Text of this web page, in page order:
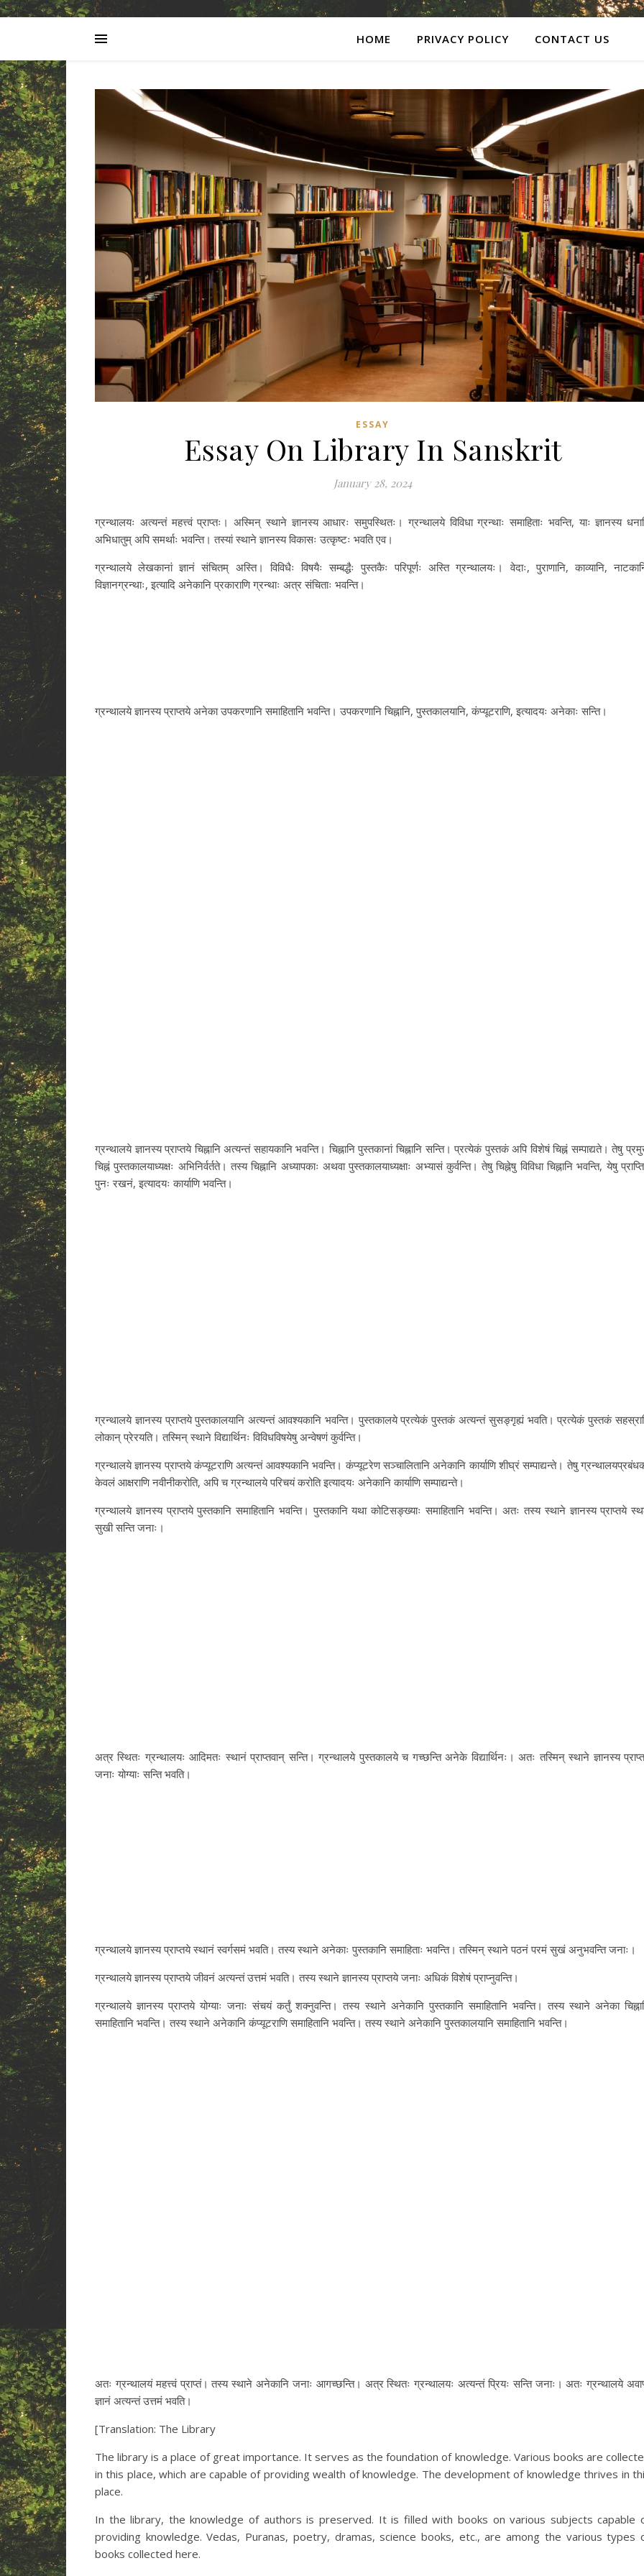
HOME PRIVACY POLICY CONTACT US
ESSAY
Essay On Library In Sanskrit
January 28, 2024
ग्रन्थालयः अत्यन्तं महत्त्वं प्राप्तः। अस्मिन् स्थाने ज्ञानस्य आधारः समुपस्थितः। ग्रन्थालये विविधा ग्रन्थाः समाहिताः भवन्ति, याः ज्ञानस्य
अभिधातुम् अपि समर्थाः भवन्ति। तस्यां स्थाने ज्ञानस्य विकासः उत्कृष्टः भवति एव।
ग्रन्थालये लेखकानां ज्ञानं संचितम् अस्ति। विविधैः विषयैः सम्बद्धैः पुस्तकैः परिपूर्णः अस्ति ग्रन्थालयः। वेदाः, पुराणानि, काव्यानि,
विज्ञानग्रन्थाः, इत्यादि अनेकानि प्रकाराणि ग्रन्थाः अत्र संचिताः भवन्ति।
ग्रन्थालये ज्ञानस्य प्राप्तये अनेका उपकरणानि समाहितानि भवन्ति। उपकरणानि चिह्नानि, पुस्तकालयानि, कंप्यूटराणि, इत्यादयः अनेकाः सन्ति।
ग्रन्थालये ज्ञानस्य प्राप्तये चिह्नानि अत्यन्तं सहायकानि भवन्ति। चिह्नानि पुस्तकानां चिह्नानि सन्ति। प्रत्येकं पुस्तकं अपि विशेषं चिह्नं सम्पाद्यते। तेषु
चिह्नं पुस्तकालयाध्यक्षः अभिनिर्वर्तते। तस्य चिह्नानि अध्यापकाः अथवा पुस्तकालयाध्यक्षाः अभ्यासं कुर्वन्ति। तेषु चिह्नेषु विविधा चिह्नानि भवन्ति, येषु
पुनः रखनं, इत्यादयः कार्याणि भवन्ति।
ग्रन्थालये ज्ञानस्य प्राप्तये पुस्तकालयानि अत्यन्तं आवश्यकानि भवन्ति। पुस्तकालये प्रत्येकं पुस्तकं अत्यन्तं सुसङ्गृह्यं भवति। प्रत्येकं पुस्तकं
लोकान् प्रेरयति। तस्मिन् स्थाने विद्यार्थिनः विविधविषयेषु अन्वेषणं कुर्वन्ति।
ग्रन्थालये ज्ञानस्य प्राप्तये कंप्यूटराणि अत्यन्तं आवश्यकानि भवन्ति। कंप्यूटरेण सञ्चालितानि अनेकानि कार्याणि शीघ्रं सम्पाद्यन्ते। तेषु
केवलं आक्षराणि नवीनीकरोति, अपि च ग्रन्थालये परिचयं करोति इत्यादयः अनेकानि कार्याणि सम्पाद्यन्ते।
ग्रन्थालये ज्ञानस्य प्राप्तये पुस्तकानि समाहितानि भवन्ति। पुस्तकानि यथा कोटिसङ्ख्याः समाहितानि भवन्ति। अतः तस्य स्थाने ज्ञानस्य प्राप्तये
सुखी सन्ति जनाः।
अत्र स्थितः ग्रन्थालयः आदिमतः स्थानं प्राप्तवान् सन्ति। ग्रन्थालये पुस्तकालये च गच्छन्ति अनेके विद्यार्थिनः। अतः तस्मिन् स्थाने ज्ञानस्य
जनाः योग्याः सन्ति भवति।
ग्रन्थालये ज्ञानस्य प्राप्तये स्थानं स्वर्गसमं भवति। तस्य स्थाने अनेकाः पुस्तकानि समाहिताः भवन्ति। तस्मिन् स्थाने पठनं परमं सुखं अनुभवन्ति जनाः।
ग्रन्थालये ज्ञानस्य प्राप्तये जीवनं अत्यन्तं उत्तमं भवति। तस्य स्थाने ज्ञानस्य प्राप्तये जनाः अधिकं विशेषं प्राप्नुवन्ति।
ग्रन्थालये ज्ञानस्य प्राप्तये योग्याः जनाः संचयं कर्तुं शक्नुवन्ति। तस्य स्थाने अनेकानि पुस्तकानि समाहितानि भवन्ति। तस्य स्थाने अनेका
समाहितानि भवन्ति। तस्य स्थाने अनेकानि कंप्यूटराणि समाहितानि भवन्ति। तस्य स्थाने अनेकानि पुस्तकालयानि समाहितानि भवन्ति।
अतः ग्रन्थालयं महत्त्वं प्राप्तं। तस्य स्थाने अनेकानि जनाः आगच्छन्ति। अत्र स्थितः ग्रन्थालयः अत्यन्तं प्रियः सन्ति जनाः। अतः ग्रन्थालये
ज्ञानं अत्यन्तं उत्तमं भवति।
[Translation: The Library
The library is a place of great importance. It serves as the foundation of knowledge. Various books are
in this place, which are capable of providing wealth of knowledge. The development of knowledge thrives in
place.
In the library, the knowledge of authors is preserved. It is filled with books on various subjects capable
providing knowledge. Vedas, Puranas, poetry, dramas, science books, etc., are among the various types
books collected here.